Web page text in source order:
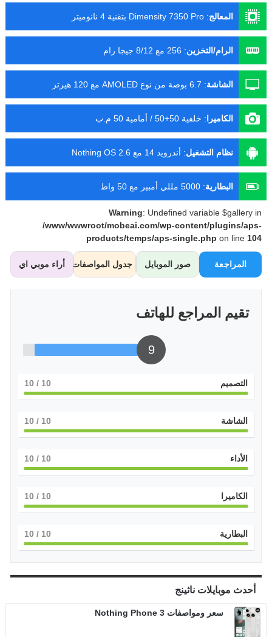
المعالج: Dimensity 7350 Pro بتقنية 4 نانوميتر
الرام/التخزين: 256 مع 8/12 جيجا رام
الشاشة: 6.7 بوصة من نوع AMOLED مع 120 هيرتز
الكاميرا : خلفية 50+50 / أمامية 50 م.ب
نظام التشغيل: أندرويد 14 مع Nothing OS 2.6
البطارية: 5000 مللي أمبير مع 50 واط
Warning: Undefined variable $gallery in
/www/wwwroot/mobeai.com/wp-content/plugins/aps-
products/temps/aps-single.php on line 104
المراجعة صور الموبايل جدول المواصفات أراء موبي اي
تقيم المراجع للهاتف
9
التصميم 10
/ 10
الشاشة 10
/ 10
الأداء 10
/ 10
الكاميرا 10
/ 10
البطارية 10
/ 10
أحدث موبايلات ناثينج
سعر ومواصفات Nothing Phone 3